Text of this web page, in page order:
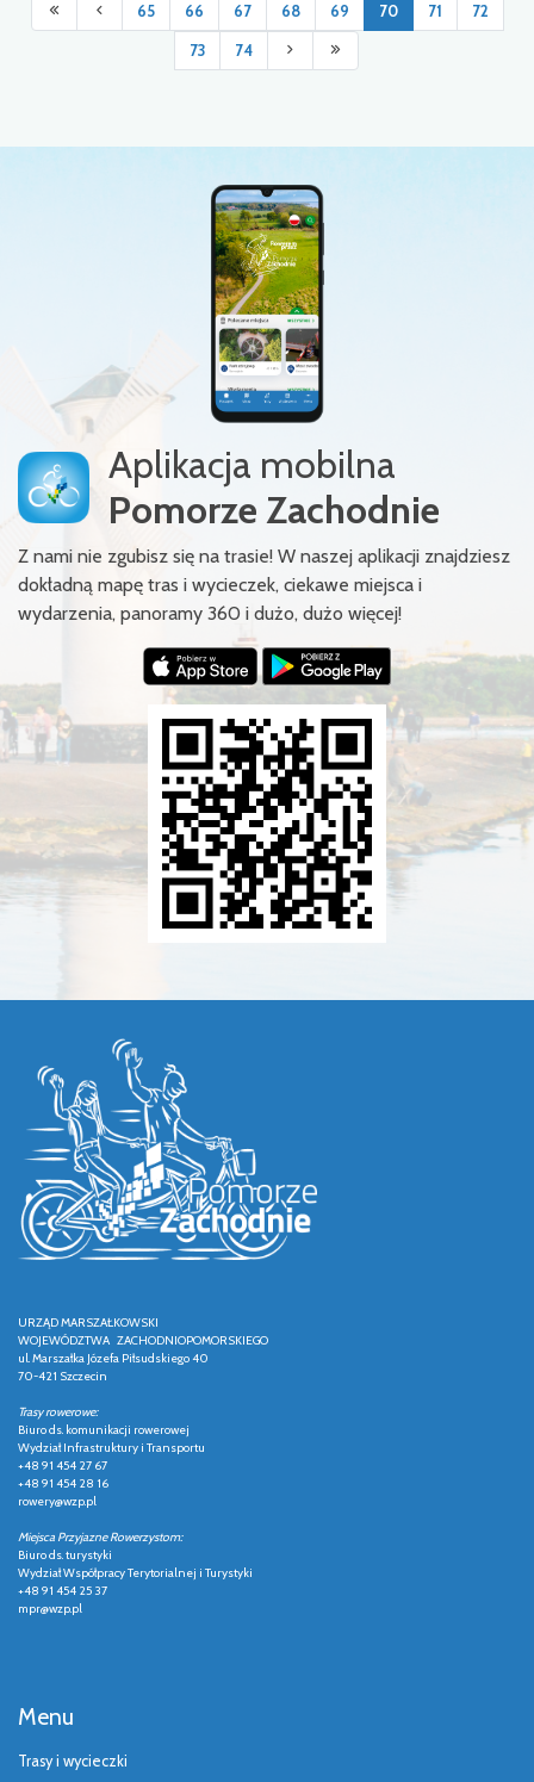
65 66 67 68 69 70 71 72
73 74
Aplikacja mobilna
Pomorze Zachodnie
Z nami nie zgubisz się na trasie! W naszej aplikacji znajdziesz
dokładną mapę tras i wycieczek, ciekawe miejsca i
wydarzenia, panoramy 360 i dużo, dużo więcej!
URZĄD MARSZAŁKOWSKI
WOJEWÓDZTWA ZACHODNIOPOMORSKIEGO
ul. Marszałka Józefa Piłsudskiego 40
70-421 Szczecin
Trasy rowerowe:
Biuro ds. komunikacji rowerowej
Wydział Infrastruktury i Transportu
+48 91 454 27 67
+48 91 454 28 16
rowery@wzp.pl
Miejsca Przyjazne Rowerzystom:
Biuro ds. turystyki
Wydział Współpracy Terytorialnej i Turystyki
+48 91 454 25 37
mpr@wzp.pl
Menu
Trasy i wycieczki